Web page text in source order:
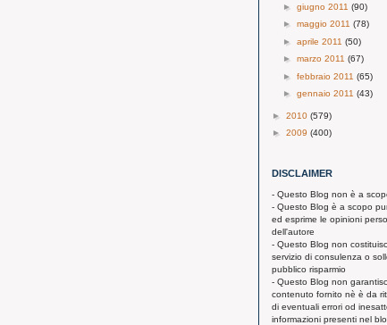
► giugno 2011 (90)
► maggio 2011 (78)
► aprile 2011 (50)
► marzo 2011 (67)
► febbraio 2011 (65)
► gennaio 2011 (43)
► 2010 (579)
► 2009 (400)
DISCLAIMER
- Questo Blog non è a
- Questo Blog è a scopo
ed esprime le opinioni
dell'autore
- Questo Blog non
servizio di consulenza o
pubblico risparmio
- Questo Blog non
contenuto fornito nè è da
di eventuali errori od
informazioni presenti nel